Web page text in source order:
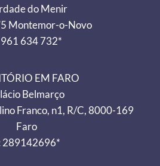
do Menir
Montemor-o-Novo
961 634 732*
EM FARO
Belmarço
Franco, n1, R/C, 8000-169
Faro
289142696*